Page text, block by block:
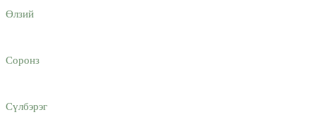
Өлзий
Соронз
Сүлбэрэг